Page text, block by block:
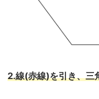
2.線(赤線)を引き、三